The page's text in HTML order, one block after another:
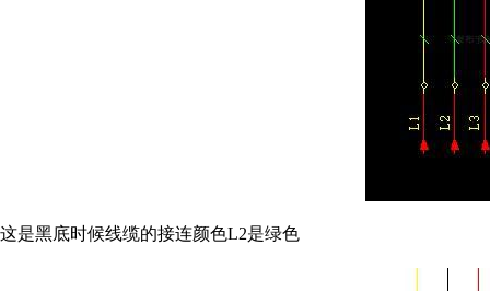
这是黑底时候线缆的接连颜色L2是绿色